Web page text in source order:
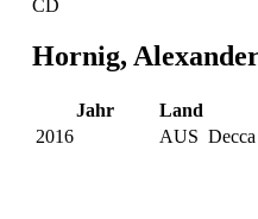
CD
Hornig,
Jahr Land
2016
AUS